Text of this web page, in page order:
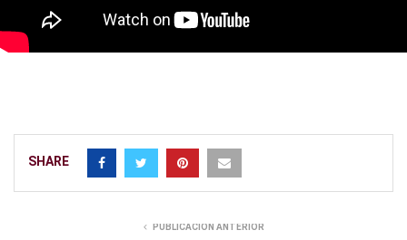
SHARE
PUBLICACIÓN ANTERIOR